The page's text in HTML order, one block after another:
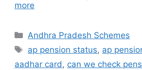
more
Categories
Andhra Pradesh Schemes
Tags
ap pension status, ap
aadhar card, can we check